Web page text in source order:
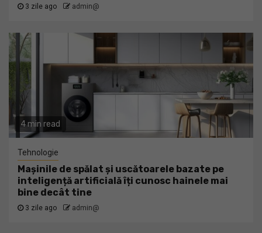
3 zile ago admin@
4 min read
Tehnologie
Mașinile de spălat și uscătoarele bazate pe
inteligență artificială îți cunosc hainele mai
bine decât tine
3 zile ago admin@